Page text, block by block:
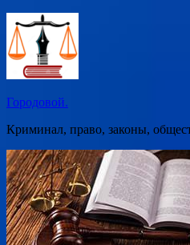
Перейти
содержимому
Городовой.
Криминал, право, законы,